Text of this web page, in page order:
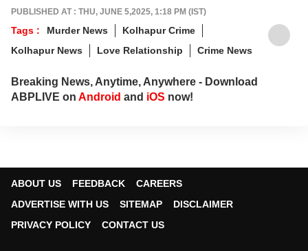
PUBLISHED AT : THU, JUNE 5,2025, 1:18 PM (IST)
Tags : Murder News
Kolhapur Crime
Kolhapur News
Love Relationship Crime News
Breaking News, Anytime, Anywhere - Download
ABPLIVE on Android and iOS now!
ABOUT US FEEDBACK
CAREERS
ADVERTISE WITH US
SITEMAP
DISCLAIMER
PRIVACY POLICY
CONTACT US